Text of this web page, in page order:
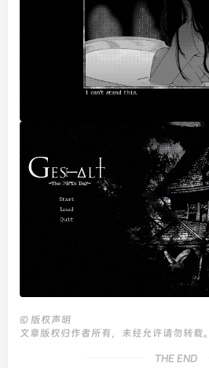
© 版权声明
文章版权归作者所有，未经允许请勿转载。
THE END